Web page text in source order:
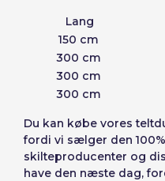
Lang
150 cm
300 cm
300 cm
300 cm
Du kan købe vores
fordi vi sælger den
skilteproducenter og
have den næste dag,